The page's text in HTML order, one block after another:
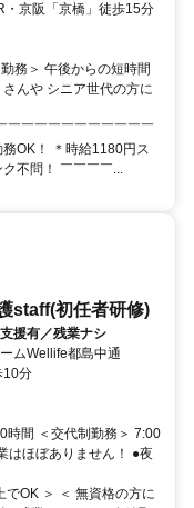
JR・京阪「京橋」徒歩15分
務＞ 午後からの短時間
んや シニア世代の方に
￣￣￣￣￣￣￣￣￣￣
OK！ ＊時給1180円ス
不問！ ￣￣￣￣...
staff(初任者研修)
援有／残業ナシ
ムWellife都島中通
10分
時間 ＜交代制勤務＞ 7:00
はほぼありません！ ●夜
OK ＞ ＜ 無資格の方に